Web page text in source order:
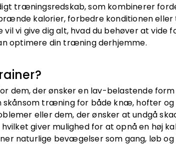
træningsredskab, som kombinerer
kalorier, forbedre konditionen
vil vi give dig alt, hvad du behøver at
optimere din træning derhjemme.
dem, der ønsker en lav-belastende
skånsom træning for både knæ, hofter
eller dem, der ønsker at undgå
giver mulighed for at opnå en høj
naturlige bevægelser som gang, løb